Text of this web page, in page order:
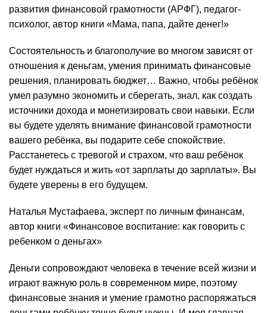
развития финансовой грамотности (АРФГ), педагог-
психолог, автор книги «Мама, папа, дайте денег!»
Состоятельность и благополучие во многом зависят от
отношения к деньгам, умения принимать финансовые
решения, планировать бюджет… Важно, чтобы ребёнок
умел разумно экономить и сберегать, знал, как создать
источники дохода и монетизировать свои навыки. Если
вы будете уделять внимание финансовой грамотности
вашего ребёнка, вы подарите себе спокойствие.
Расстанетесь с тревогой и страхом, что ваш ребёнок
будет нуждаться и жить «от зарплаты до зарплаты». Вы
будете уверены в его будущем.
Наталья Мустафаева, эксперт по личным финансам,
автор книги «Финансовое воспитание: как говорить с
ребенком о деньгах»
Деньги сопровождают человека в течение всей жизни и
играют важную роль в современном мире, поэтому
финансовые знания и умение грамотно распоряжаться